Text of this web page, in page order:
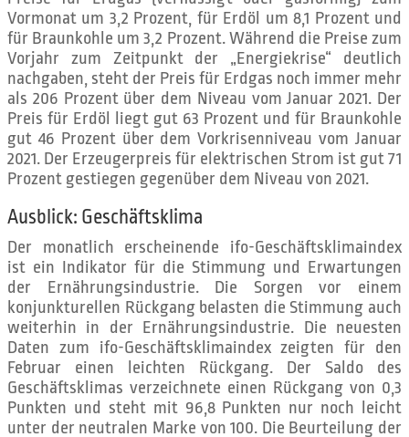
Vormonat um 3,2 Prozent, für Erdöl um 8,1 Prozent und
für Braunkohle um 3,2 Prozent. Während die Preise zum
Vorjahr zum Zeitpunkt der „Energiekrise“ deutlich
nachgaben, steht der Preis für Erdgas noch immer mehr
als 206 Prozent über dem Niveau vom Januar 2021. Der
Preis für Erdöl liegt gut 63 Prozent und für Braunkohle
gut 46 Prozent über dem Vorkrisenniveau vom Januar
2021. Der Erzeugerpreis für elektrischen Strom ist gut 71
Prozent gestiegen gegenüber dem Niveau von 2021.
Ausblick: Geschäftsklima
Der monatlich erscheinende ifo-Geschäftsklimaindex
ist ein Indikator für die Stimmung und Erwartungen
der Ernährungsindustrie. Die Sorgen vor einem
konjunkturellen Rückgang belasten die Stimmung auch
weiterhin in der Ernährungsindustrie. Die neuesten
Daten zum ifo-Geschäftsklimaindex zeigten für den
Februar einen leichten Rückgang. Der Saldo des
Geschäftsklimas verzeichnete einen Rückgang von 0,3
Punkten und steht mit 96,8 Punkten nur noch leicht
unter der neutralen Marke von 100. Die Beurteilung der